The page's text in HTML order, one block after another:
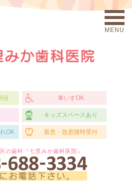
分 車いすOK
キッズスペースあり
OK 新患・急患随時受付
の歯科『七里みか歯科医院』
MENU